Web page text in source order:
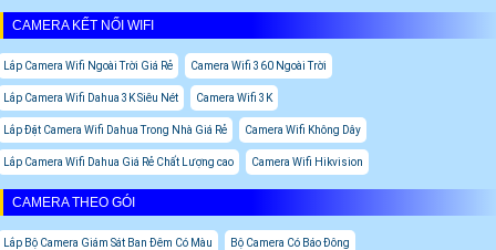
CAMERA KẾT NỐI WIFI
Lắp Camera Wifi Ngoài Trời Giá Rẻ Camera Wifi 360 Ngoài Trời
Lắp Camera Wifi Dahua 3K Siêu Nét Camera Wifi 3K
Lắp Đặt Camera Wifi Dahua Trong Nhà Giá Rẻ Camera Wifi Không Dây
Lắp Camera Wifi Dahua Giá Rẻ Chất Lượng cao Camera Wifi Hikvision
CAMERA THEO GÓI
Lắp Bộ Camera Giám Sát Ban Đêm Có Màu Bộ Camera Có Báo Đông